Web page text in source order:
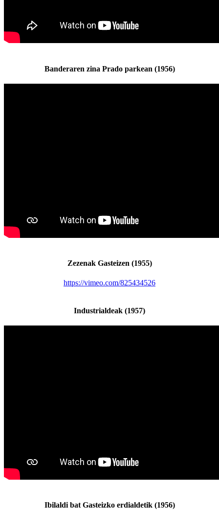
Banderaren zina Prado parkean (1956)
Zezenak Gasteizen (1955)
https://vimeo.com/825434526
Industrialdeak (1957)
Ibilaldi bat Gasteizko erdialdetik (1956)